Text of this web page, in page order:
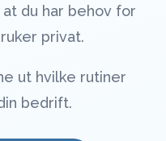
du har behov for
privat.
ut hvilke rutiner
bedrift.